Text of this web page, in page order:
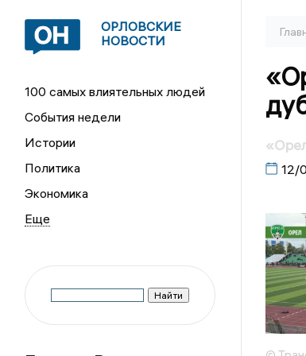
ОРЛОВСКИЕ
НОВОСТИ
100 самых влиятельных людей
События недели
Истории
Политика
Экономика
12/